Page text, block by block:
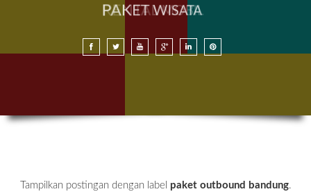
SEWA BUS DI BANDUNG
PAKET WISATA
RENTAL MOBIL
Tampilkan postingan dengan label paket outbound bandung.